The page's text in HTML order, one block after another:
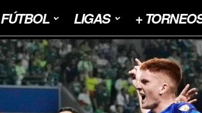
FÚTBOL LIGAS +